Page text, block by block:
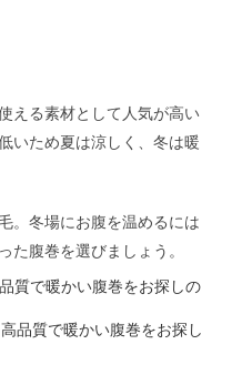
える素材として人気が高い
いため夏は涼しく、冬は暖
。冬場にお腹を温めるには
腹巻を選びましょう。
質で暖かい腹巻をお探しの